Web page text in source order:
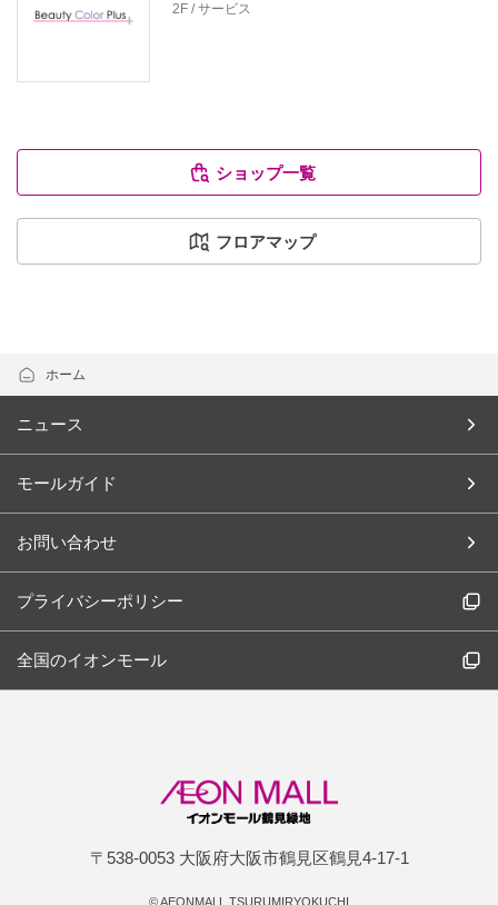
2F / サービス
ショップ一覧
フロアマップ
ホーム
ニュース
モールガイド
お問い合わせ
プライバシーポリシー
全国のイオンモール
〒538-0053 大阪府大阪市鶴見区鶴見4-17-1
©AEONMALL TSURUMIRYOKUCHI